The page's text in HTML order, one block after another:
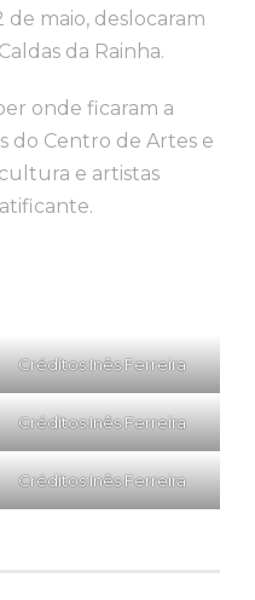
de maio, deslocaram
da Rainha.
onde ficaram a
do Centro de Artes e
e artistas
Créditos:Inês Ferreira
Créditos:Inês Ferreira
Créditos:Inês Ferreira